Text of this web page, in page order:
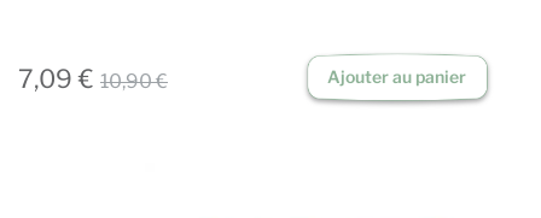
7,09 € 10,90 € Ajouter au panier